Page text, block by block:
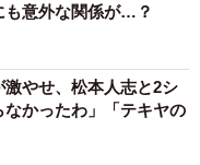
も意外な関係が…？
激やせ、松本人志と2シ
なかったわ」「テキヤの